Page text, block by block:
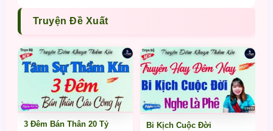
Truyện Đề Xuất
3 Đêm Bán Thân 20 Tỷ Bi Kịch Cuộc Đời